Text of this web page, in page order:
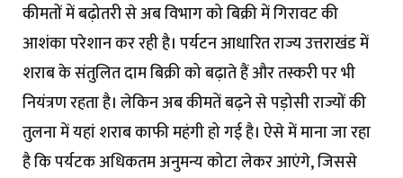
कीमतों में बढ़ोतरी से अब विभाग को बिक्री में गिरावट की
आशंका परेशान कर रही है। पर्यटन आधारित राज्य उत्तराखंड में
शराब के संतुलित दाम बिक्री को बढ़ाते हैं और तस्करी पर भी
नियंत्रण रहता है। लेकिन अब कीमतें बढ़ने से पड़ोसी राज्यों की
तुलना में यहां शराब काफी महंगी हो गई है। ऐसे में माना जा रहा
है कि पर्यटक अधिकतम अनुमन्य कोटा लेकर आएंगे, जिससे